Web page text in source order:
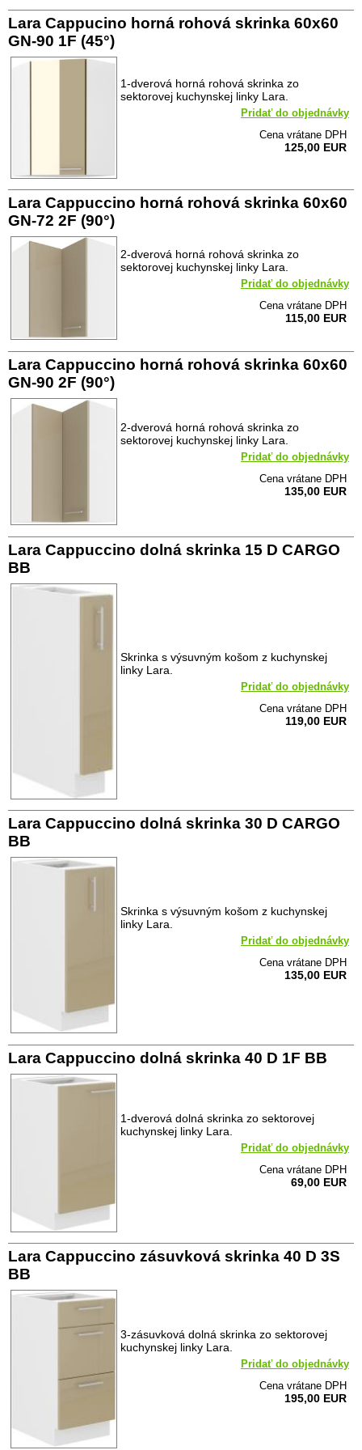
Lara Cappucino horná rohová skrinka 60x60
GN-90 1F (45°)
1-dverová horná rohová skrinka zo
sektorovej kuchynskej linky Lara.
Pridať do objednávky
Cena vrátane DPH
125,00 EUR
Lara Cappuccino horná rohová skrinka 60x60
GN-72 2F (90°)
2-dverová horná rohová skrinka zo
sektorovej kuchynskej linky Lara.
Pridať do objednávky
Cena vrátane DPH
115,00 EUR
Lara Cappuccino horná rohová skrinka 60x60
GN-90 2F (90°)
2-dverová horná rohová skrinka zo
sektorovej kuchynskej linky Lara.
Pridať do objednávky
Cena vrátane DPH
135,00 EUR
Lara Cappuccino dolná skrinka 15 D CARGO
BB
Skrinka s výsuvným košom z kuchynskej
linky Lara.
Pridať do objednávky
Cena vrátane DPH
119,00 EUR
Lara Cappuccino dolná skrinka 30 D CARGO
BB
Skrinka s výsuvným košom z kuchynskej
linky Lara.
Pridať do objednávky
Cena vrátane DPH
135,00 EUR
Lara Cappuccino dolná skrinka 40 D 1F BB
1-dverová dolná skrinka zo sektorovej
kuchynskej linky Lara.
Pridať do objednávky
Cena vrátane DPH
69,00 EUR
Lara Cappuccino zásuvková skrinka 40 D 3S
BB
3-zásuvková dolná skrinka zo sektorovej
kuchynskej linky Lara.
Pridať do objednávky
Cena vrátane DPH
195,00 EUR